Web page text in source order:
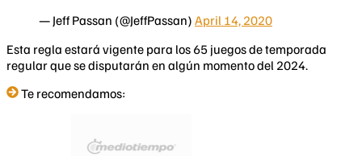
— Jeff Passan (@JeffPassan) April 14, 2020
Esta regla estará vigente para los 65 juegos de temporada
regular que se disputarán en algún momento del 2024.
Te recomendamos: